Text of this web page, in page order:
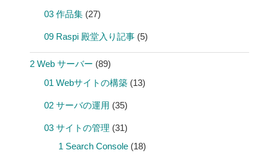
03 作品集 (27)
09 Raspi 殿堂入り記事 (5)
2 Web サーバー (89)
01 Webサイトの構築 (13)
02 サーバの運用 (35)
03 サイトの管理 (31)
1 Search Console (18)